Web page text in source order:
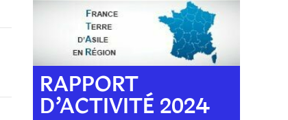
RAPPORT
D’ACTIVITÉ 2024